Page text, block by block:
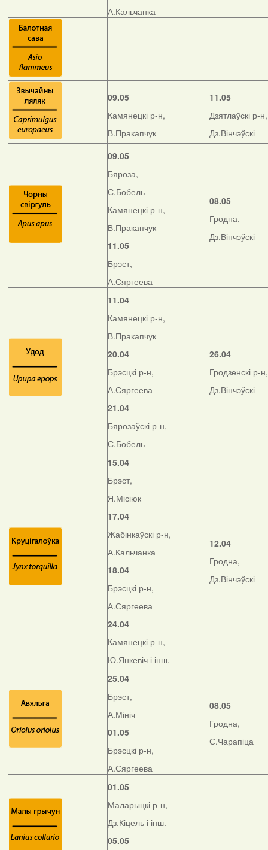
А.Кальчанка
09.05
Камянецкі р-н,
В.Пракапчук
11.05
Дзятлаўскі р-н,
Дз.Вінчэўскі
09.05
Бяроза,
С.Бобель
Камянецкі р-н,
В.Пракапчук
11.05
Брэст,
А.Сяргеева
08.05
Гродна,
Дз.Вінчэўскі
11.04
Камянецкі р-н,
В.Пракапчук
20.04
Брэсцкі р-н,
А.Сяргеева
21.04
Бярозаўскі р-н,
С.Бобель
26.04
Гродзенскі р-н,
Дз.Вінчэўскі
15.04
Брэст,
Я.Місіюк
17.04
Жабінкаўскі р-н,
А.Кальчанка
18.04
Брэсцкі р-н,
А.Сяргеева
24.04
Камянецкі р-н,
Ю.Янкевіч і інш.
12.04
Гродна,
Дз.Вінчэўскі
25.04
Брэст,
А.Мініч
01.05
Брэсцкі р-н,
А.Сяргеева
08.05
Гродна,
С.Чарапіца
01.05
Маларыцкі р-н,
Дз.Кіцель і інш.
05.05